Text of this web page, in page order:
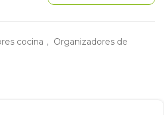
cocina , Organizadores de